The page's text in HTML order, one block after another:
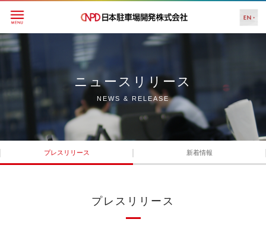
ニュースリリース
NEWS & RELEASE
プレスリリース 新着情報
プレスリリース